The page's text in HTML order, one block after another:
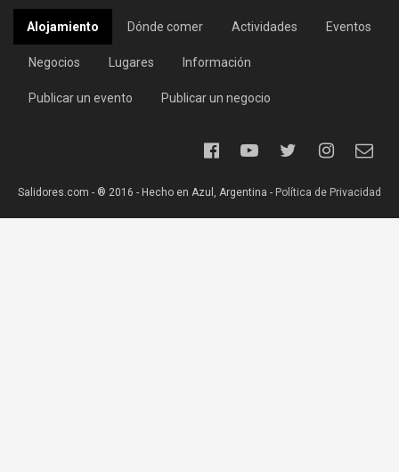
Alojamiento Dónde comer Actividades Eventos
Negocios Lugares Información
Publicar un evento Publicar un negocio
Salidores.com - ® 2016 - Hecho en Azul, Argentina - Política de Privacidad